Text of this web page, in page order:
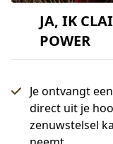
JA, IK
POWER
Je ontvangt
direct uit je
zenuwstelsel